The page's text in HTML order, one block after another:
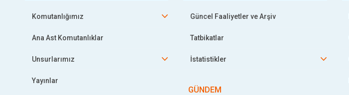
Komutanlığımız
Ana Ast Komutanlıklar
Unsurlarımız
Yayınlar
Güncel Faaliyetler ve Arşiv
Tatbikatlar
İstatistikler
GÜNDEM